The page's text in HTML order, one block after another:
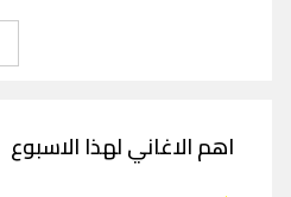
اهم الاغاني لهذا الاسبوع